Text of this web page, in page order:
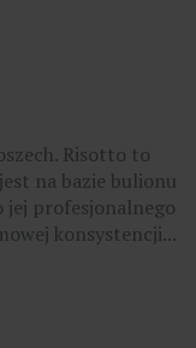
Risotto to
na bazie bulionu
jej profesjonalnego
konsystencji...